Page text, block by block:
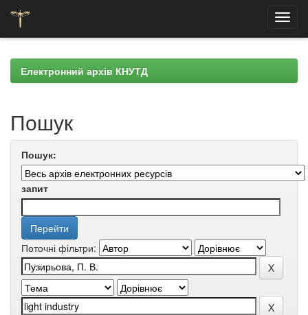
navigationЕлектронний архів КНУТД
Пошук
Пошук:
запит
Поточні фільтри: